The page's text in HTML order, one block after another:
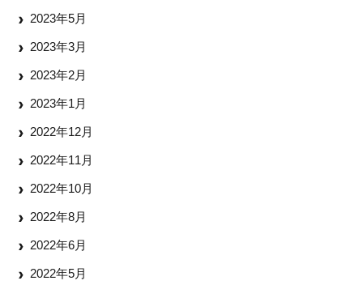
2023年5月
2023年3月
2023年2月
2023年1月
2022年12月
2022年11月
2022年10月
2022年8月
2022年6月
2022年5月